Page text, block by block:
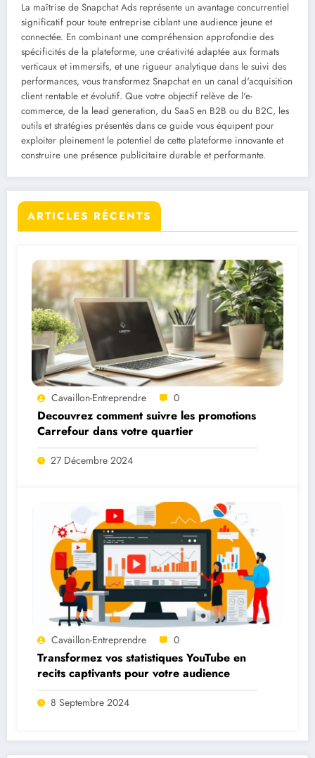
La maîtrise de Snapchat Ads représente un avantage concurrentiel
significatif pour toute entreprise ciblant une audience jeune et
connectée. En combinant une compréhension approfondie des
spécificités de la plateforme, une créativité adaptée aux formats
verticaux et immersifs, et une rigueur analytique dans le suivi des
performances, vous transformez Snapchat en un canal d'acquisition
client rentable et évolutif. Que votre objectif relève de l'e-
commerce, de la lead generation, du SaaS en B2B ou du B2C, les
outils et stratégies présentés dans ce guide vous équipent pour
exploiter pleinement le potentiel de cette plateforme innovante et
construire une présence publicitaire durable et performante.
ARTICLES RÉCENTS
Cavaillon-Entreprendre 0
Decouvrez comment suivre les promotions
Carrefour dans votre quartier
27 Décembre 2024
Cavaillon-Entreprendre 0
Transformez vos statistiques YouTube en
recits captivants pour votre audience
8 Septembre 2024